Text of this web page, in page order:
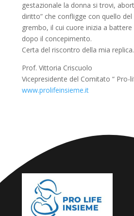
gestazionale la donna si trovi,
diritto” che confligge con quello
grembo, il cui cuore inizia a
dopo il concepimento.
Certa del riscontro della mia replica.
Prof. Vittoria Criscuolo
Vicepresidente del Comitato “ Pro-
www.prolifeinsieme.it